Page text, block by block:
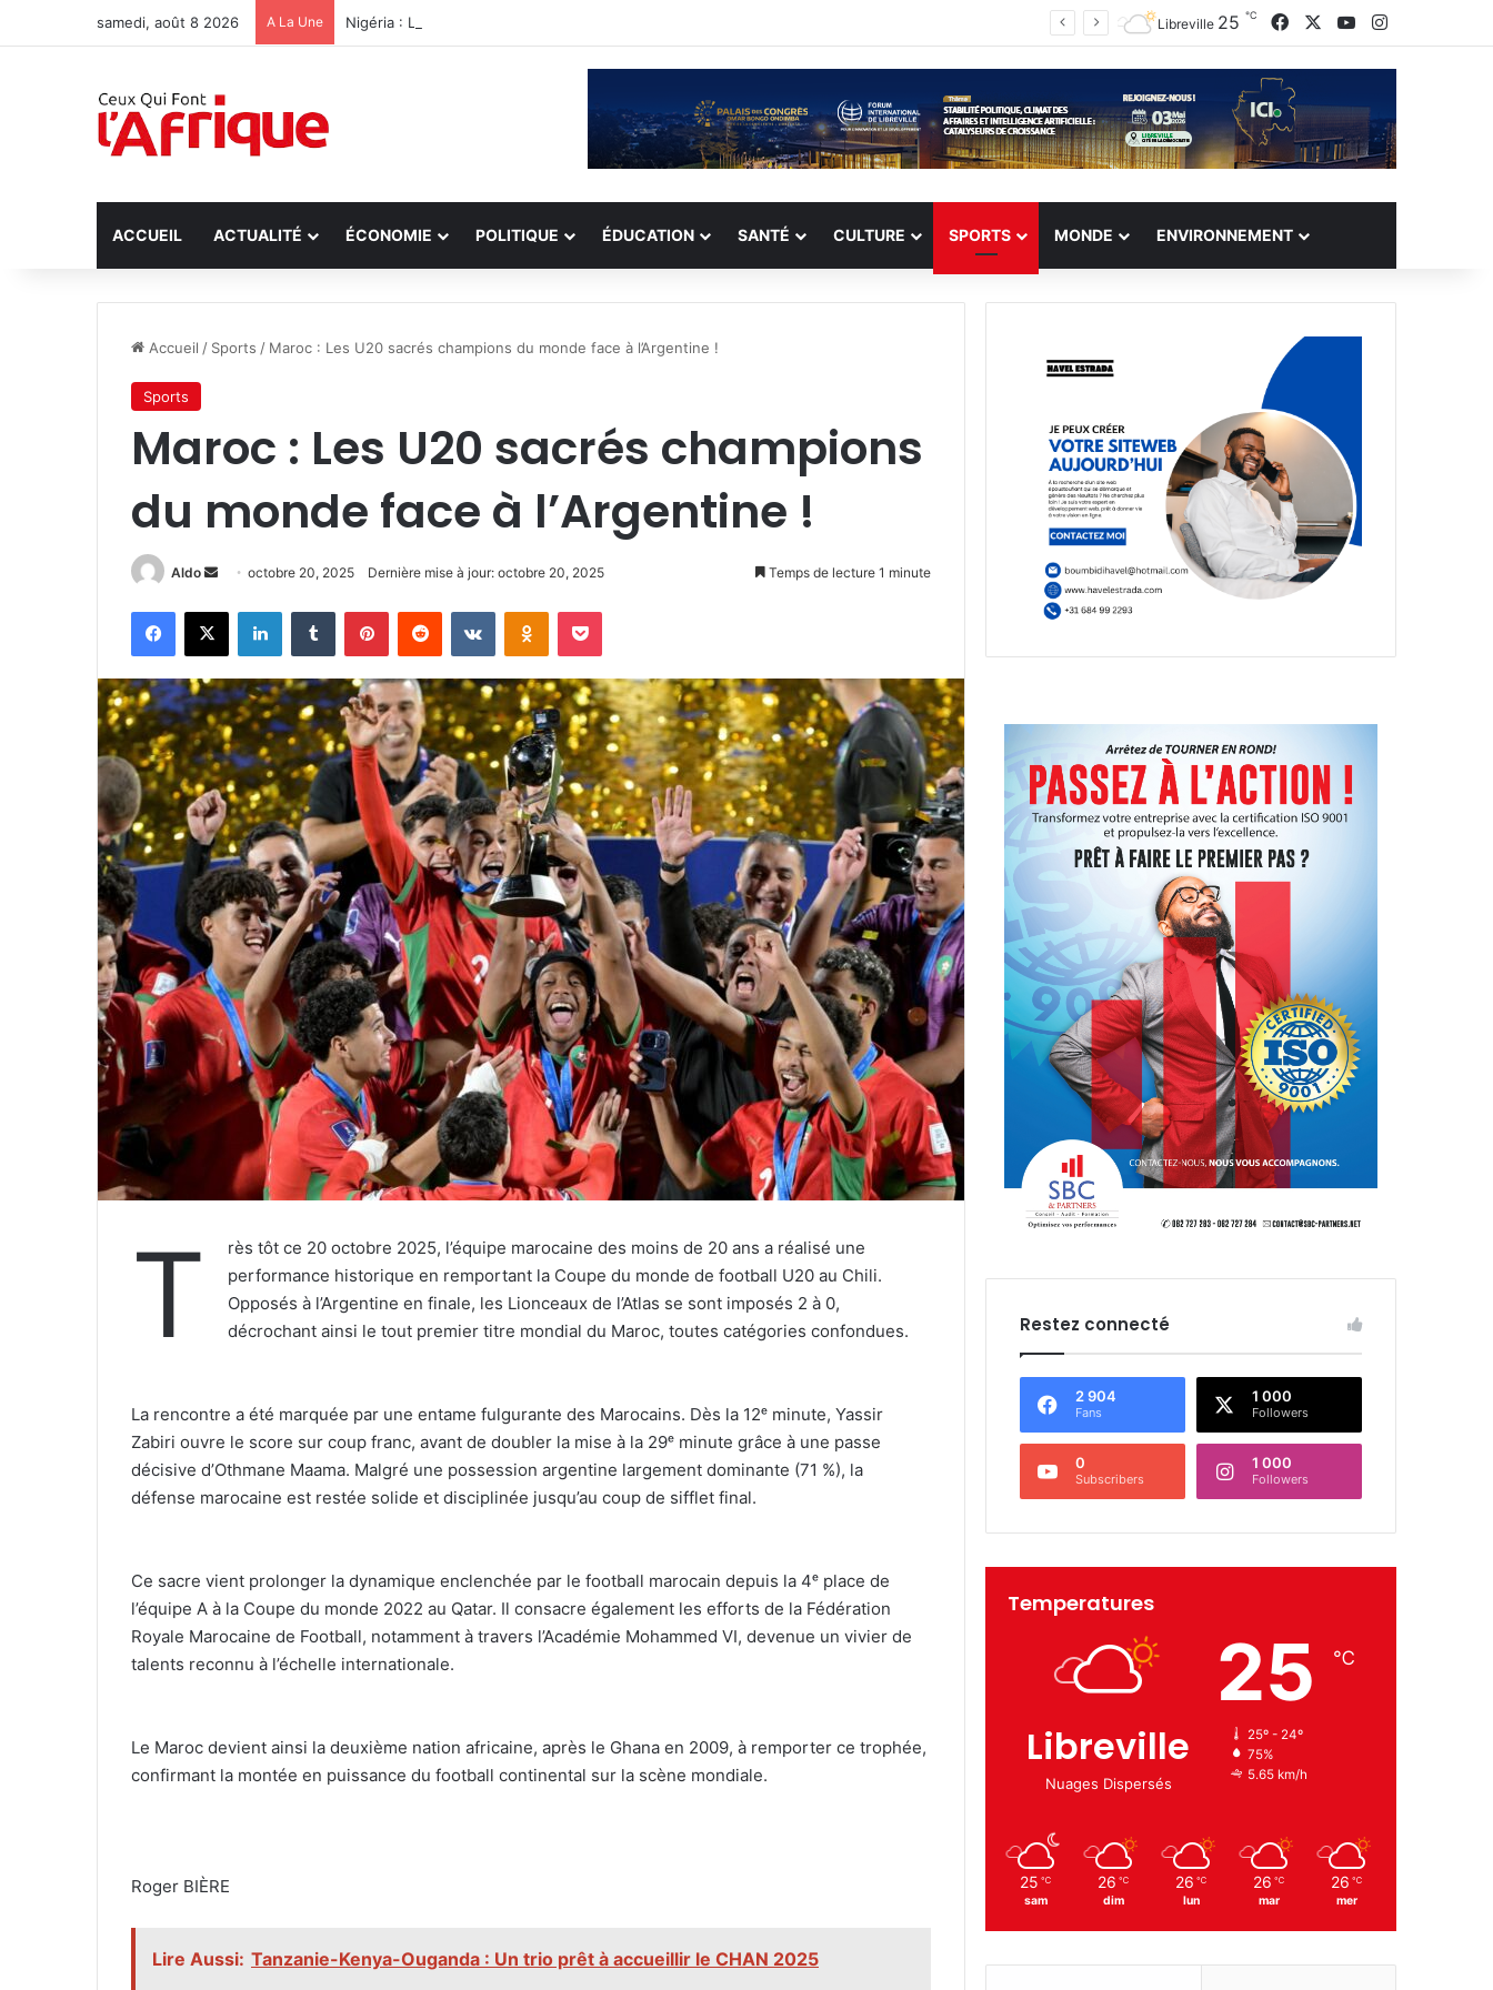
samedi, août 8 2026 A La Une Nigéria : Libération record de 308 otages, mais les enlèvements perdurent Libreville 25 ℃ FacebookYouTubeInstagram
ACCUEIL ACTUALITÉ ÉCONOMIE POLITIQUE ÉDUCATION SANTÉ CULTURE SPORTS MONDE ENVIRONNEMENT
Accueil / Sports / Maroc : Les U20 sacrés champions du monde face à l’Argentine !
Sports
Maroc : Les U20 sacrés champions
du monde face à l’Argentine !
Aldo
Envoyer
courriel
octobre 20, 2025 Dernière mise à jour: octobre 20, 2025 Temps de lecture 1 minute
Facebook
X LinkedinTumblr PinterestReddit VKontakteOdnoklassniki
Pocket
T
rès tôt ce 20 octobre 2025, l’équipe marocaine des moins de 20 ans a réalisé une
performance historique en remportant la Coupe du monde de football U20 au Chili.
Opposés à l’Argentine en finale, les Lionceaux de l’Atlas se sont imposés 2 à 0,
décrochant ainsi le tout premier titre mondial du Maroc, toutes catégories confondues.
‎La rencontre a été marquée par une entame fulgurante des Marocains. Dès la 12ᵉ minute, Yassir
Zabiri ouvre le score sur coup franc, avant de doubler la mise à la 29ᵉ minute grâce à une passe
décisive d’Othmane Maama. Malgré une possession argentine largement dominante (71 %), la
défense marocaine est restée solide et disciplinée jusqu’au coup de sifflet final.
‎Ce sacre vient prolonger la dynamique enclenchée par le football marocain depuis la 4ᵉ place de
l’équipe A à la Coupe du monde 2022 au Qatar. Il consacre également les efforts de la Fédération
Royale Marocaine de Football, notamment à travers l’Académie Mohammed VI, devenue un vivier de
talents reconnu à l’échelle internationale.
‎Le Maroc devient ainsi la deuxième nation africaine, après le Ghana en 2009, à remporter ce trophée,
confirmant la montée en puissance du football continental sur la scène mondiale.
‎Roger BIÈRE
Lire Aussi: Tanzanie-Kenya-Ouganda : Un trio prêt à accueillir le CHAN 2025
Restez connecté
2 904
Fans
1 000
Followers
0
Subscribers
1 000
Followers
Temperatures
Libreville
Nuages Dispersés
25 ℃
25º - 24º
75%
5.65 km/h
25 ℃
sam
26 ℃
dim
26 ℃
lun
26 ℃
mar
26 ℃
mer